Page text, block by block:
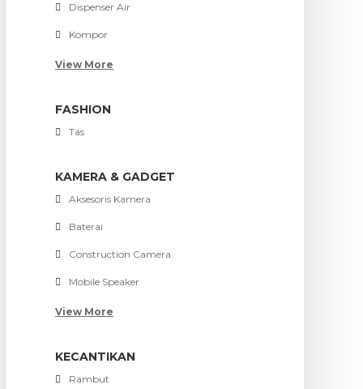
Dispenser Air
Kompor
View More
FASHION
Tas
KAMERA & GADGET
Aksesoris Kamera
Baterai
Construction Camera
Mobile Speaker
View More
KECANTIKAN
Rambut